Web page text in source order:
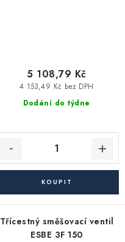
Dodání do týdne
4 153,49 Kč bez DPH
5 108,79 Kč
Třícestný směšovací ventil
ESBE 3F 150